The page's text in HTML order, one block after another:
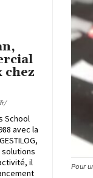
chez
School
avec la
il
Pour